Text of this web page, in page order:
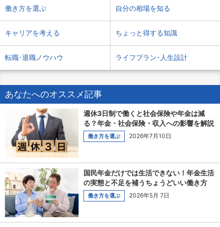
働き方を選ぶ 自分の相場を知る
キャリアを考える ちょっと得する知識
転職･退職ノウハウ ライフプラン･人生設計
あなたへのオススメ記事
週休3日制で働くと社会保険や年金は減
る？年金・社会保険・収入への影響を解説
働き方を選ぶ 2026年7月10日
国民年金だけでは生活できない！年金生活
の実態と不足を補うちょうどいい働き方
働き方を選ぶ 2026年5月 7日